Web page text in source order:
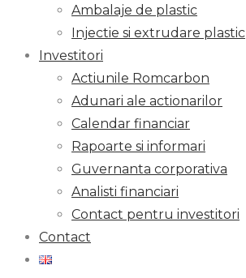
Ambalaje de plastic
Injectie si extrudare plastic
Investitori
Actiunile Romcarbon
Adunari ale actionarilor
Calendar financiar
Rapoarte si informari
Guvernanta corporativa
Analisti financiari
Contact pentru investitori
Contact